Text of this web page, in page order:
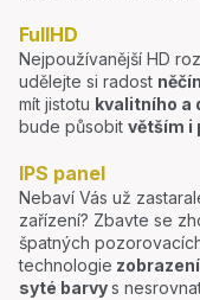
FullHD
Nejpoužívanější HD
udělejte si radost
mít jistotu kvalitního a
bude působit větším i
IPS panel
Nebaví Vás už
zařízení? Zbavte se
špatných
technologie zobrazení
syté barvys